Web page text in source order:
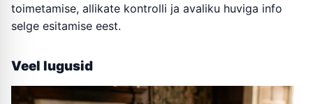
toimetamise, allikate kontrolli ja avaliku huviga info
selge esitamise eest.
Veel lugusid